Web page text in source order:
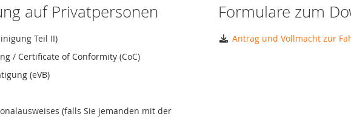
auf Privatpersonen
Teil II)
/ Certificate of Conformity (CoC)
(eVB)
(falls Sie jemanden mit der
Formulare zum
Antrag und Vollmacht zur